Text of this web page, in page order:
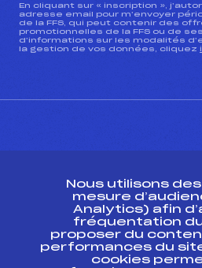
En cliquant sur « inscription »,
adresse email pour m’envoyer
de la FFS, qui peut contenir des
promotionnelles de la FFS ou de
d’informations sur les modalités
la gestion de vos données, cliquez
Ressources
Pass’Neige
Nous utilisons
mesure
Analytics) afin
fréquentation
proposer du
performances du
cookies